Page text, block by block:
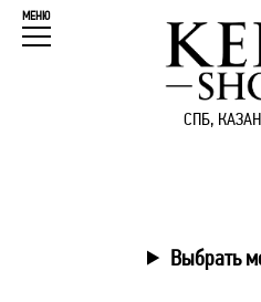
СПБ,
МЕНЮ
Выбрать